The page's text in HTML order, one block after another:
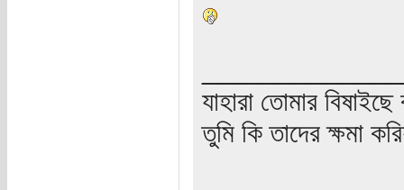
যাহারা তোমার
তুমি কি তাদের ক্ষমা